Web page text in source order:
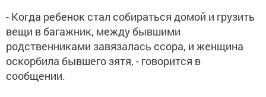
- Когда ребенок стал собираться домой и грузить
вещи в багажник, между бывшими
родственниками завязалась ссора, и женщина
оскорбила бывшего зятя, - говорится в
сообщении.